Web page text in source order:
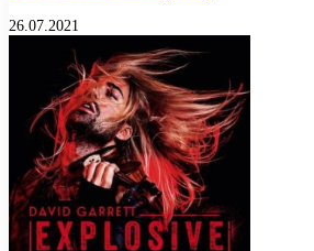
26.07.2021